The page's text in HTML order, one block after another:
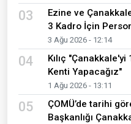
03
Ezine ve
3 Kadro İçin
3 Ağu 2026 - 12:14
04
Kılıç
Kenti Yapacağız"
1 Ağu 2026 - 13:11
05
ÇOMÜ’de tarihi
Başkanlığı